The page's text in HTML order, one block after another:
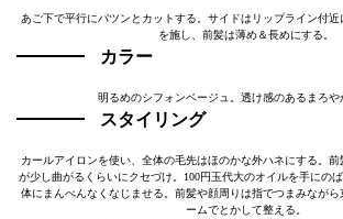
あご下で平行にパツンとカットする。サイドはリップライン付
を施し、前髪は薄め＆長めにする。
カラー
明るめのシフォンベージュ。透け感のあるまろや
スタイリング
カールアイロンを使い、全体の毛先はほのかな外ハネにする。
が少し曲がるくらいにクセづけ。100円玉代大のオイルを手にの
体にまんべんなくなじませる。前髪や顔周りは指でつまみながら
ームでとかして整える。